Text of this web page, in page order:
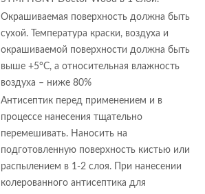
Окрашиваемая поверхность должна быть
сухой. Температура краски, воздуха и
окрашиваемой поверхности должна быть
выше +5°С, а относительная влажность
воздуха – ниже 80%
Антисептик перед применением и в
процессе нанесения тщательно
перемешивать. Наносить на
подготовленную поверхность кистью или
распылением в 1-2 слоя. При нанесении
колерованного антисептика для